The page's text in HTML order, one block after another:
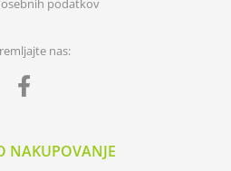
podatkov
nas:
NAKUPOVANJE